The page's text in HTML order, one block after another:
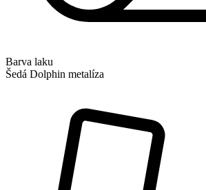
Barva laku
Šedá Dolphin metalíza